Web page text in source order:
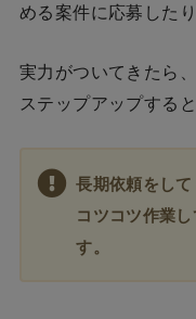
める案件に応募した
実力がついてきたら
ステップアップする
長期依頼をして
コツコツ作業
す。